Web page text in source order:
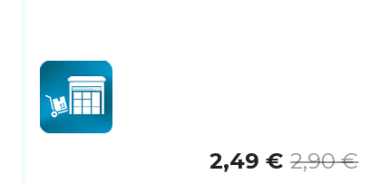
2,49 € 2,90 €